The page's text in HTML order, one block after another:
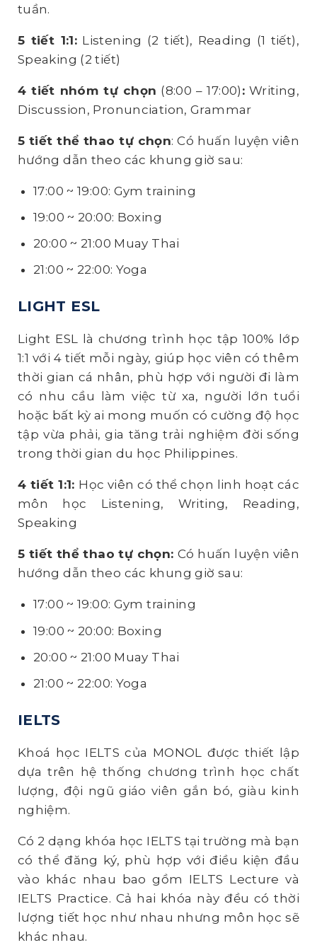
tuần.
5 tiết 1:1: Listening (2 tiết), Reading (1 tiết),
Speaking (2 tiết)
4 tiết nhóm tự chọn (8:00 – 17:00) : Writing,
Discussion, Pronunciation, Grammar
5 tiết thể thao tự chọn: Có huấn luyện viên
hướng dẫn theo các khung giờ sau:
17:00 ~ 19:00: Gym training
19:00 ~ 20:00: Boxing
20:00 ~ 21:00 Muay Thai
21:00 ~ 22:00: Yoga
LIGHT ESL
Light ESL là chương trình học tập 100% lớp
1:1 với 4 tiết mỗi ngày, giúp học viên có thêm
thời gian cá nhân, phù hợp với người đi làm
có nhu cầu làm việc từ xa, người lớn tuổi
hoặc bất kỳ ai mong muốn có cường độ học
tập vừa phải, gia tăng trải nghiệm đời sống
trong thời gian du học Philippines.
4 tiết 1:1: Học viên có thể chọn linh hoạt các
môn học
Listening, Writing, Reading,
Speaking
5 tiết thể thao tự chọn: Có huấn luyện viên
hướng dẫn theo các khung giờ sau:
17:00 ~ 19:00: Gym training
19:00 ~ 20:00: Boxing
20:00 ~ 21:00 Muay Thai
21:00 ~ 22:00: Yoga
IELTS
Khoá học IELTS của MONOL được thiết lập
dựa trên hệ thống chương trình học chất
lượng, đội ngũ giáo viên gắn bó, giàu kinh
nghiệm.
Có 2 dạng khóa học IELTS tại trường mà bạn
có thể đăng ký, phù hợp với điều kiện đầu
vào khác nhau bao gồm IELTS Lecture và
IELTS Practice. Cả hai khóa này đều có thời
lượng tiết học như nhau nhưng môn học sẽ
khác nhau.